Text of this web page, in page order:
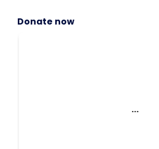
Donate now